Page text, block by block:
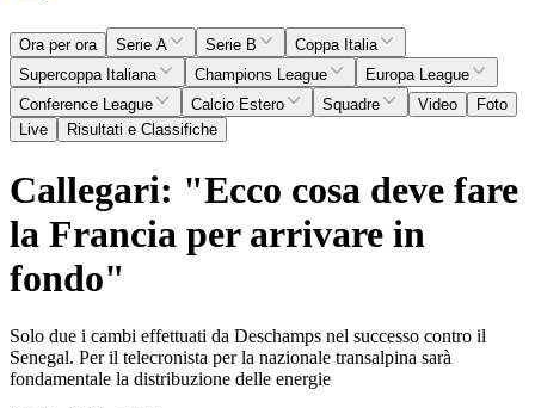
Ora per ora Serie A Serie B
Coppa Italia
Supercoppa Italiana
Champions League
Europa League
Conference League
Calcio Estero Squadre Video
Foto
Live
Risultati e Classifiche
Callegari: "Ecco cosa deve fare
la Francia per arrivare in
fondo"
Solo due i cambi effettuati da Deschamps nel successo contro il
Senegal. Per il telecronista per la nazionale transalpina sarà
fondamentale la distribuzione delle energie